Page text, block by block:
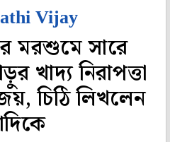
Vijay
মরশুমে সারে
খাদ্য নিরাপত্তা
চিঠি লিখলেন